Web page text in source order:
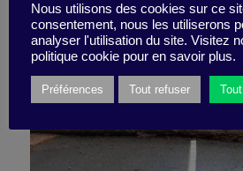
Nous utilisons des cookies sur ce
consentement, nous les utiliserons
analyser l'utilisation du site. Visitez
politique cookie pour en savoir plus.
Préférences Tout refuser